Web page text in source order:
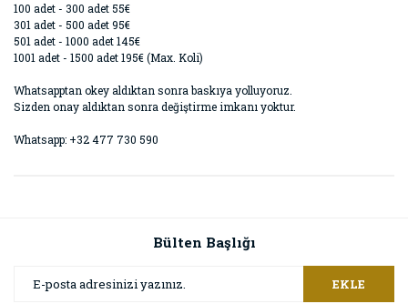
100 adet - 300 adet 55€
301 adet - 500 adet 95€
501 adet - 1000 adet 145€
1001 adet - 1500 adet 195€ (Max. Koli)
Whatsapptan okey aldıktan sonra baskıya yolluyoruz.
Sizden onay aldıktan sonra değiştirme imkanı yoktur.
Whatsapp: +32 477 730 590
Bülten Başlığı
EKLE